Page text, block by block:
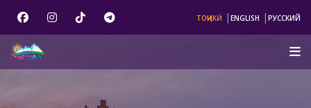
ТОҶИКӢ | ENGLISH | РУССКИЙ